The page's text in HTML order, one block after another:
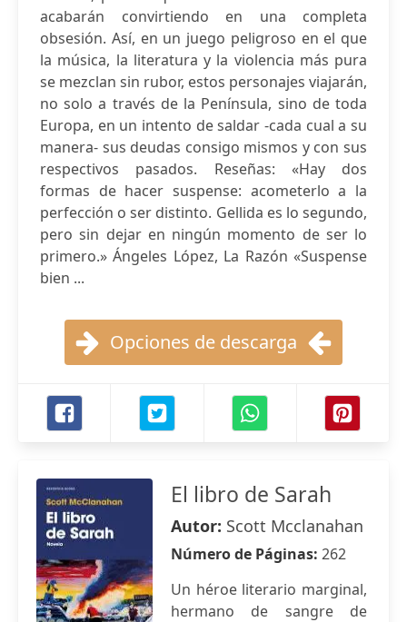
acabarán convirtiendo en una completa
obsesión. Así, en un juego peligroso en el que
la música, la literatura y la violencia más pura
se mezclan sin rubor, estos personajes viajarán,
no solo a través de la Península, sino de toda
Europa, en un intento de saldar -cada cual a su
manera- sus deudas consigo mismos y con sus
respectivos pasados. Reseñas: «Hay dos
formas de hacer suspense: acometerlo a la
perfección o ser distinto. Gellida es lo segundo,
pero sin dejar en ningún momento de ser lo
primero.» Ángeles López, La Razón «Suspense
bien ...
Opciones de descarga
El libro de Sarah
Autor: Scott Mcclanahan
Número de Páginas: 262
Un héroe literario marginal,
hermano de sangre de